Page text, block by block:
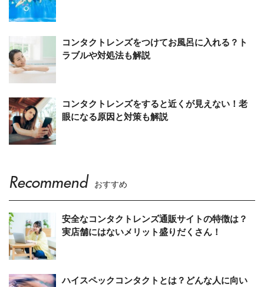
コンタクトレンズをつけてお風呂に入れる？ト
ラブルや対処法も解説
コンタクトレンズをすると近くが見えない！老
眼になる原因と対策も解説
Recommend おすすめ
安全なコンタクトレンズ通販サイトの特徴は？
実店舗にはないメリット盛りだくさん！
ハイスペックコンタクトとは？どんな人に向い